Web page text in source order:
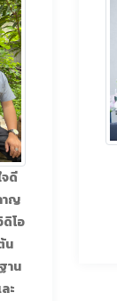
จดี
าญ
โอ
น
าน
ะ